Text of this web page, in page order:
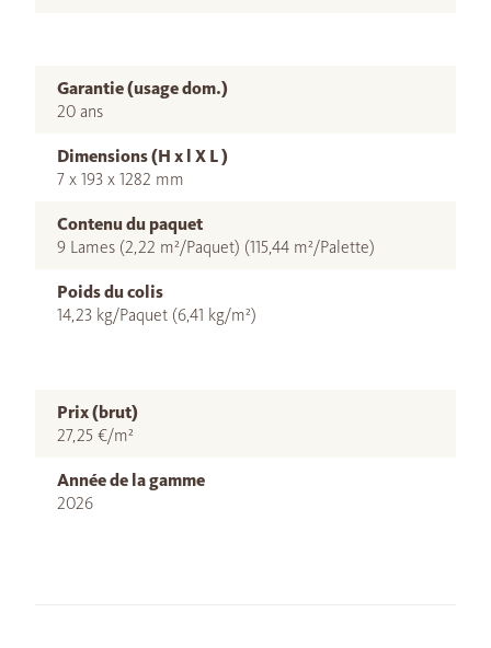
Garantie (usage dom.)
20 ans
Dimensions (H x l X L )
7 x 193 x 1282 mm
Contenu du paquet
9 Lames (2,22 m²/Paquet) (115,44 m²/Palette)
Poids du colis
14,23 kg/Paquet (6,41 kg/m²)
Prix (brut)
27,25 €/m²
Année de la gamme
2026